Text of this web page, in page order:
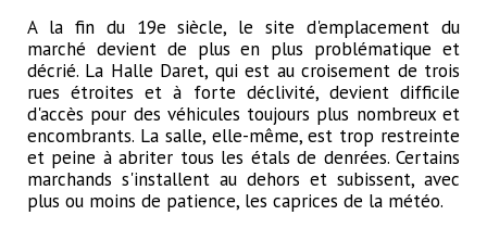
A la fin du 19e siècle, le site d'emplacement du
marché devient de plus en plus problématique et
décrié. La Halle Daret, qui est au croisement de trois
rues étroites et à forte déclivité, devient difficile
d'accès pour des véhicules toujours plus nombreux et
encombrants. La salle, elle-même, est trop restreinte
et peine à abriter tous les étals de denrées. Certains
marchands s'installent au dehors et subissent, avec
plus ou moins de patience, les caprices de la météo.